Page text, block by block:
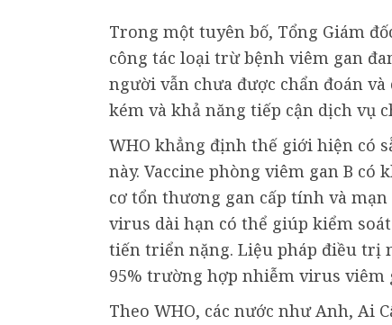
Trong một tuyên bố, Tổng Giám
công tác loại trừ bệnh viêm gan
người vẫn chưa được chẩn đoán
kém và khả năng tiếp cận dịch vụ
WHO khẳng định thế giới hiện có
này. Vaccine phòng viêm gan B
cơ tổn thương gan cấp tính và
virus dài hạn có thể giúp kiểm
tiến triển nặng. Liệu pháp điều trị
95% trường hợp nhiễm virus viêm
Theo WHO, các nước như Anh, Ai